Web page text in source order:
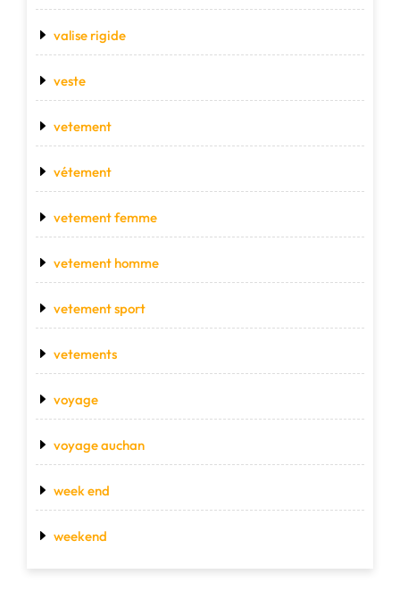
valise rigide
veste
vetement
vétement
vetement femme
vetement homme
vetement sport
vetements
voyage
voyage auchan
week end
weekend